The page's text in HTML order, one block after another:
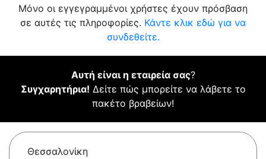
Μόνο οι εγγεγραμμένοι χρήστες έχουν πρόσβαση
σε αυτές τις πληροφορίες. Κάντε κλικ εδώ για να
συνδεθείτε.
Αυτή είναι η εταιρεία σας?
Συγχαρητήρια! Δείτε πώς μπορείτε να λάβετε το
πακέτο βραβείων!
Θεσσαλονίκη